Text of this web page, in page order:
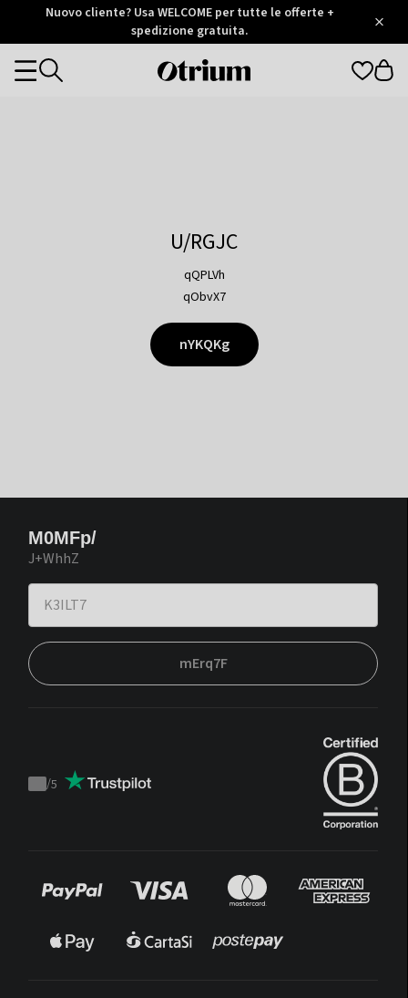
Otrium
Trustpilot
Nuovo cliente? Usa WELCOME per tutte le offerte +
spedizione gratuita.
Otrium
Categories
U/RGJC
qQPLVh
qObvX7
nYKQKg
M0MFp/
J+WhhZ
mErq7F
Trustpilot
/5